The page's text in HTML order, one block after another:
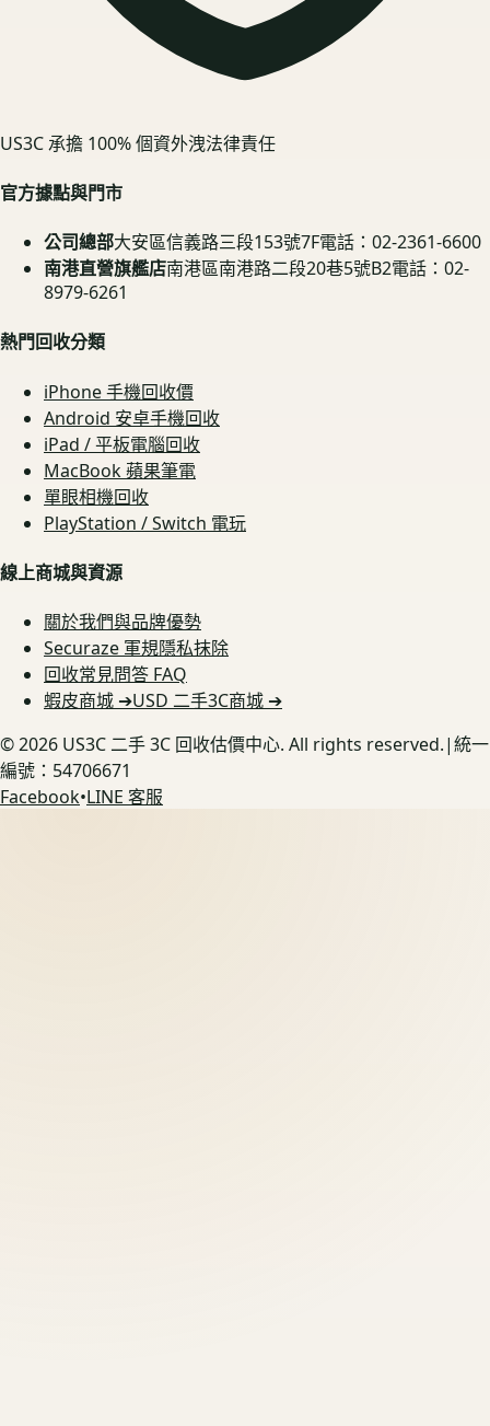
US3C 承擔 100% 個資外洩法律責任
官方據點與門市
公司總部大安區信義路三段153號7F電話：02-2361-6600
南港直營旗艦店南港區南港路二段20巷5號B2電話：02-
8979-6261
熱門回收分類
iPhone 手機回收價
Android 安卓手機回收
iPad / 平板電腦回收
MacBook 蘋果筆電
單眼相機回收
PlayStation / Switch 電玩
線上商城與資源
關於我們與品牌優勢
Securaze 軍規隱私抹除
回收常見問答 FAQ
蝦皮商城 ➔USD 二手3C商城 ➔
©2026 US3C 二手 3C 回收估價中心. All rights reserved.|統一
編號：54706671
Facebook•LINE 客服